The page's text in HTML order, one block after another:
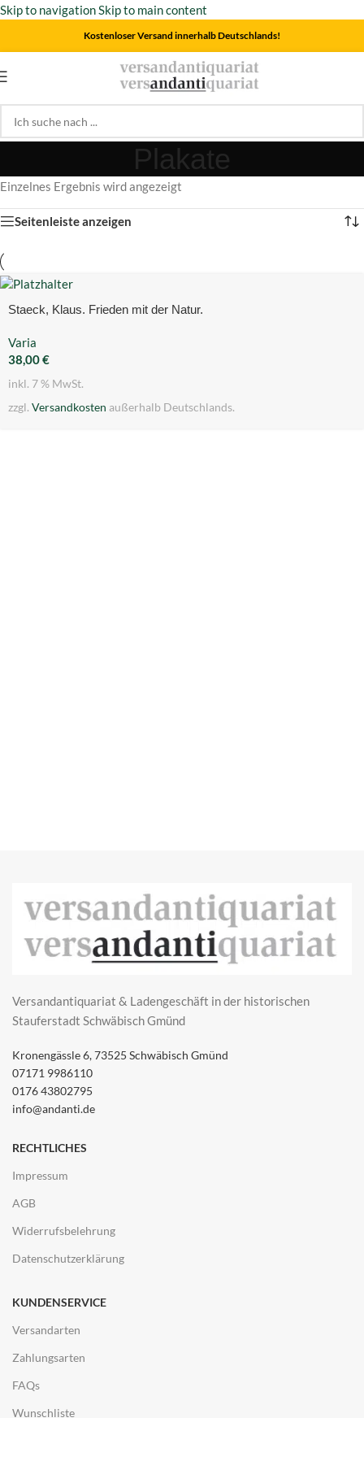
Skip to navigationSkip to main content
Kostenloser Versand innerhalb Deutschlands!
Plakate
Einzelnes Ergebnis wird angezeigt
Seitenleiste anzeigen
Staeck, Klaus. Frieden mit der Natur.
Varia
38,00€
inkl. 7 % MwSt.
zzgl. Versandkosten außerhalb Deutschlands.
Versandantiquariat & Ladengeschäft in der historischen
Stauferstadt Schwäbisch Gmünd
Kronengässle 6, 73525 Schwäbisch Gmünd
07171 9986110
0176 43802795
info@andanti.de
RECHTLICHES
Impressum
AGB
Widerrufsbelehrung
Datenschutzerklärung
KUNDENSERVICE
Versandarten
Zahlungsarten
FAQs
Wunschliste